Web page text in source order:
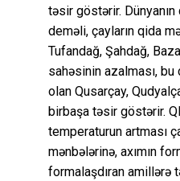
təsir göstərir.
deməli, çayların qida
Tufandağ, Şahdağ,
sahəsinin azalması, bu
olan Qusarçay,
birbaşa təsir göstərir.
temperaturun artması
mənbələrinə, axımın
formalaşdıran amillərə